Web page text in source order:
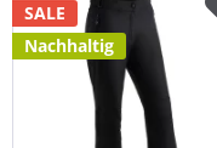
SALE
Nachhaltig